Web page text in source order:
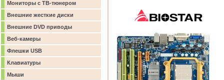
Мониторы с ТВ-тюнером
Внешние жесткие диски
Внешние DVD приводы
Веб-камеры
Флешки USB
Клавиатуры
Мыши